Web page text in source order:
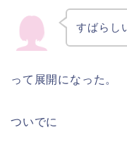
すばらし
って展開になった。
ついでに